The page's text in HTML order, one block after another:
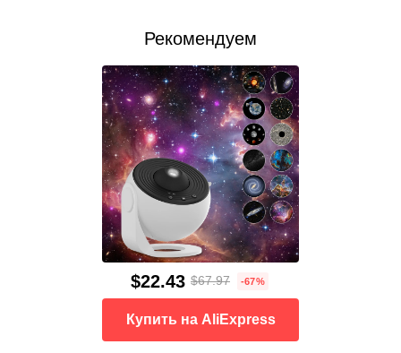
Рекомендуем
$22.43 $67.97 -67%
Купить на AliExpress